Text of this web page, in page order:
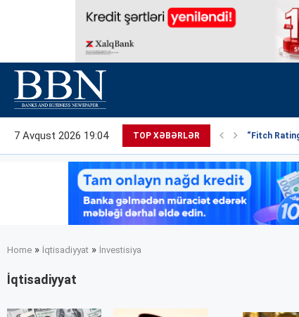
7 Avqust 2026 19:04 TOP XƏBƏRLƏR “Fitch
Home » İqtisadiyyat » İnvestisiya
İqtisadiyyat